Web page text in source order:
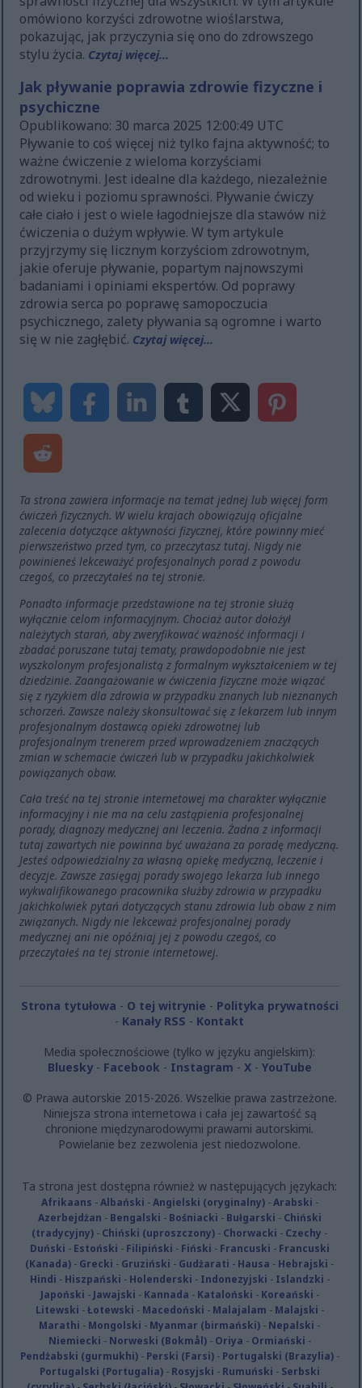
omówiono korzyści zdrowotne wioślarstwa,
pokazując, jak przyczynia się ono do zdrowszego
stylu życia. Czytaj więcej...
Jak pływanie poprawia zdrowie fizyczne i
psychiczne
Opublikowano: 30 marca 2025 12:00:49 UTC
Pływanie to coś więcej niż tylko fajna aktywność; to
ważne ćwiczenie z wieloma korzyściami
zdrowotnymi. Jest idealne dla każdego, niezależnie
od wieku i poziomu sprawności. Pływanie ćwiczy
całe ciało i jest o wiele łagodniejsze dla stawów niż
ćwiczenia o dużym wpływie. W tym artykule
przyjrzymy się licznym korzyściom zdrowotnym,
jakie oferuje pływanie, popartym najnowszymi
badaniami i opiniami ekspertów. Od poprawy
zdrowia serca po poprawę samopoczucia
psychicznego, zalety pływania są ogromne i warto
się w nie zagłębić. Czytaj więcej...
Ta strona zawiera informacje na temat jednej lub więcej form
ćwiczeń fizycznych. W wielu krajach obowiązują oficjalne
zalecenia dotyczące aktywności fizycznej, które powinny mieć
pierwszeństwo przed tym, co przeczytasz tutaj. Nigdy nie
powinieneś lekceważyć profesjonalnych porad z powodu
czegoś, co przeczytałeś na tej stronie.
Ponadto informacje przedstawione na tej stronie służą
wyłącznie celom informacyjnym. Chociaż autor dołożył
należytych starań, aby zweryfikować ważność informacji i
zbadać poruszane tutaj tematy, prawdopodobnie nie jest
wyszkolonym profesjonalistą z formalnym wykształceniem w tej
dziedzinie. Zaangażowanie w ćwiczenia fizyczne może wiązać
się z ryzykiem dla zdrowia w przypadku znanych lub nieznanych
schorzeń. Zawsze należy skonsultować się z lekarzem lub innym
profesjonalnym dostawcą opieki zdrowotnej lub
profesjonalnym trenerem przed wprowadzeniem znaczących
zmian w schemacie ćwiczeń lub w przypadku jakichkolwiek
powiązanych obaw.
Cała treść na tej stronie internetowej ma charakter wyłącznie
informacyjny i nie ma na celu zastąpienia profesjonalnej
porady, diagnozy medycznej ani leczenia. Żadna z informacji
tutaj zawartych nie powinna być uważana za poradę medyczną.
Jesteś odpowiedzialny za własną opiekę medyczną, leczenie i
decyzje. Zawsze zasięgaj porady swojego lekarza lub innego
wykwalifikowanego pracownika służby zdrowia w przypadku
jakichkolwiek pytań dotyczących stanu zdrowia lub obaw z nim
związanych. Nigdy nie lekceważ profesjonalnej porady
medycznej ani nie opóźniaj jej z powodu czegoś, co
przeczytałeś na tej stronie internetowej.
Strona tytułowa - O tej witrynie - Polityka prywatności
- Kanały RSS - Kontakt
Media społecznościowe (tylko w języku angielskim):
Bluesky- Facebook - Instagram - X- YouTube
© Prawa autorskie 2015-2026. Wszelkie prawa zastrzeżone.
Niniejsza strona internetowa i cała jej zawartość są
chronione międzynarodowymi prawami autorskimi.
Powielanie bez zezwolenia jest niedozwolone.
Ta strona jest dostępna również w następujących językach:
Afrikaans -Albański -Angielski (oryginalny)-Arabski -
Azerbejdżan - Bengalski - Bośniacki - Bułgarski - Chiński
(tradycyjny) - Chiński (uproszczony) - Chorwacki - Czechy -
Duński - Estoński - Filipiński - Fiński - Francuski - Francuski
(Kanada) - Grecki - Gruziński - Gudżarati - Hausa - Hebrajski -
Hindi - Hiszpański - Holenderski - Indonezyjski - Islandzki -
Japoński - Jawajski - Kannada - Kataloński - Koreański -
Litewski -Łotewski - Macedoński - Malajalam - Malajski -
Marathi - Mongolski - Myanmar (birmański) - Nepalski -
Niemiecki - Norweski (Bokmål)- Oriya - Ormiański -
Pendżabski (gurmukhi)- Perski (Farsi)- Portugalski (Brazylia)-
Portugalski (Portugalia)- Rosyjski - Rumuński - Serbski